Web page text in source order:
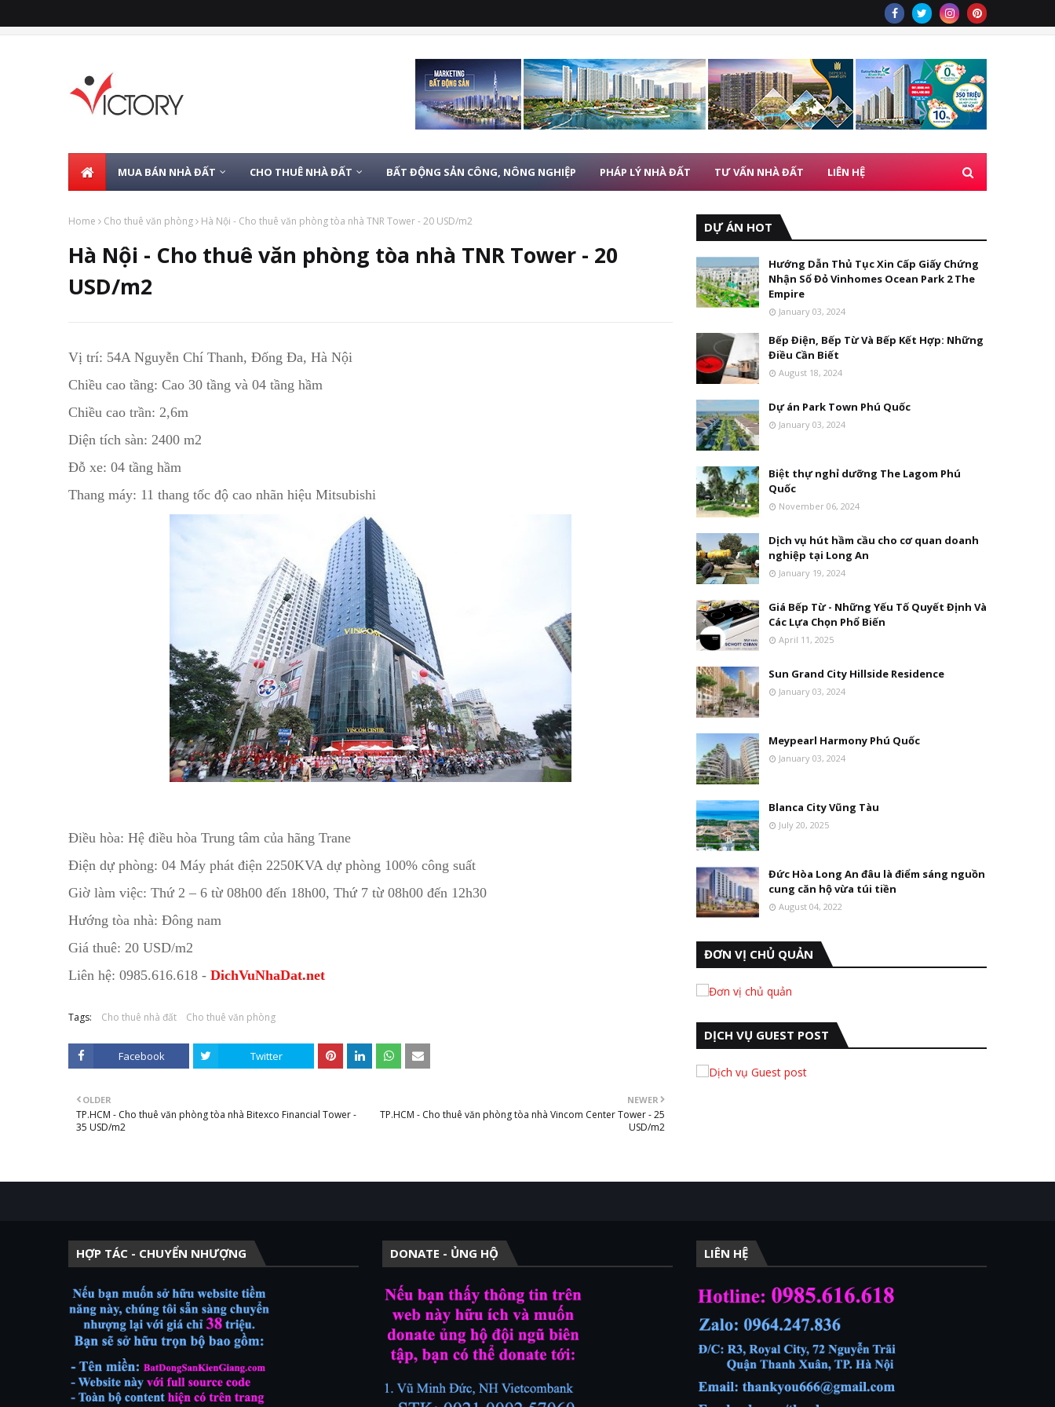
MUA BÁN NHÀ ĐẤT CHO THUÊ NHÀ ĐẤT BẤT ĐỘNG SẢN CÔNG, NÔNG NGHIỆP PHÁP LÝ NHÀ ĐẤT TƯ VẤN NHÀ ĐẤT LIÊN HỆ
Home Cho thuê văn phòng Hà Nội - Cho thuê văn phòng tòa nhà TNR Tower - 20 USD/m2
Hà Nội - Cho thuê văn phòng tòa nhà TNR Tower - 20
USD/m2
Vị trí: 54A Nguyễn Chí Thanh, Đống Đa, Hà Nội
Chiều cao tầng: Cao 30 tầng và 04 tầng hầm
Chiều cao trần: 2,6m
Diện tích sàn: 2400 m2
Đỗ xe: 04 tầng hầm
Thang máy: 11 thang tốc độ cao nhãn hiệu Mitsubishi
Điều hòa: Hệ điều hòa Trung tâm của hãng Trane
Điện dự phòng: 04 Máy phát điện 2250KVA dự phòng 100% công suất
Giờ làm việc: Thứ 2 – 6 từ 08h00 đến 18h00, Thứ 7 từ 08h00 đến 12h30
Hướng tòa nhà: Đông nam
Giá thuê: 20 USD/m2
Liên hệ: 0985.616.618 - DichVuNhaDat.net
Tags: Cho thuê nhà đất Cho thuê văn phòng
Facebook Twitter
NEWER
TP.HCM - Cho thuê văn phòng tòa nhà Vincom Center Tower - 25
USD/m2
OLDER
TP.HCM - Cho thuê văn phòng tòa nhà Bitexco Financial Tower -
35 USD/m2
DỰ ÁN HOT
Hướng Dẫn Thủ Tục Xin Cấp Giấy Chứng
Nhận Sổ Đỏ Vinhomes Ocean Park 2 The
Empire
January 03, 2024
Bếp Điện, Bếp Từ Và Bếp Kết Hợp: Những
Điều Cần Biết
August 18, 2024
Dự án Park Town Phú Quốc
January 03, 2024
Biệt thự nghỉ dưỡng The Lagom Phú
Quốc
November 06, 2024
Dịch vụ hút hầm cầu cho cơ quan doanh
nghiệp tại Long An
January 19, 2024
Giá Bếp Từ - Những Yếu Tố Quyết Định Và
Các Lựa Chọn Phổ Biến
April 11, 2025
Sun Grand City Hillside Residence
January 03, 2024
Meypearl Harmony Phú Quốc
January 03, 2024
Blanca City Vũng Tàu
July 20, 2025
Đức Hòa Long An đâu là điểm sáng nguồn
cung căn hộ vừa túi tiền
August 04, 2022
ĐƠN VỊ CHỦ QUẢN
DỊCH VỤ GUEST POST
HỢP TÁC - CHUYỂN NHƯỢNG DONATE - ỦNG HỘ LIÊN HỆ